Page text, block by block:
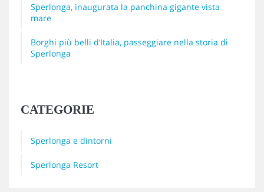
Sperlonga, inaugurata la panchina gigante vista
mare
Borghi più belli d’Italia, passeggiare nella storia di
Sperlonga
CATEGORIE
Sperlonga e dintorni
Sperlonga Resort